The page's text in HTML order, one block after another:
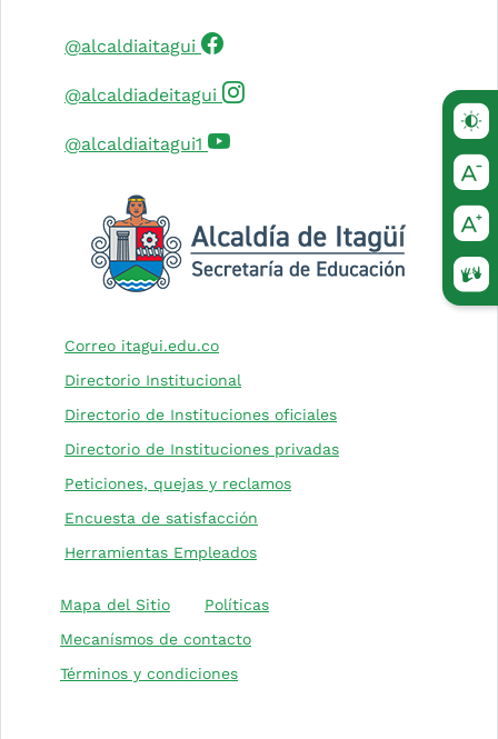
(Este
@alcaldiaitagui (Este enlace abrirá una nueva
@alcaldiadeitagui (Este enlace abrirá una
@alcaldiaitagui1 (Este enlace abrirá una nueva
Correo itagui.edu.co(Este enlace abrirá una nueva
Directorio Institucional
Directorio de Instituciones oficiales(Este enlace abrirá
Directorio de Instituciones privadas(Este enlace abrirá
Peticiones, quejas y reclamos(Este enlace abrirá una
Encuesta de satisfacción
Herramientas Empleados
Mapa del Sitio Políticas(Este enlace abrirá una
Mecanísmos de contacto
Términos y condiciones